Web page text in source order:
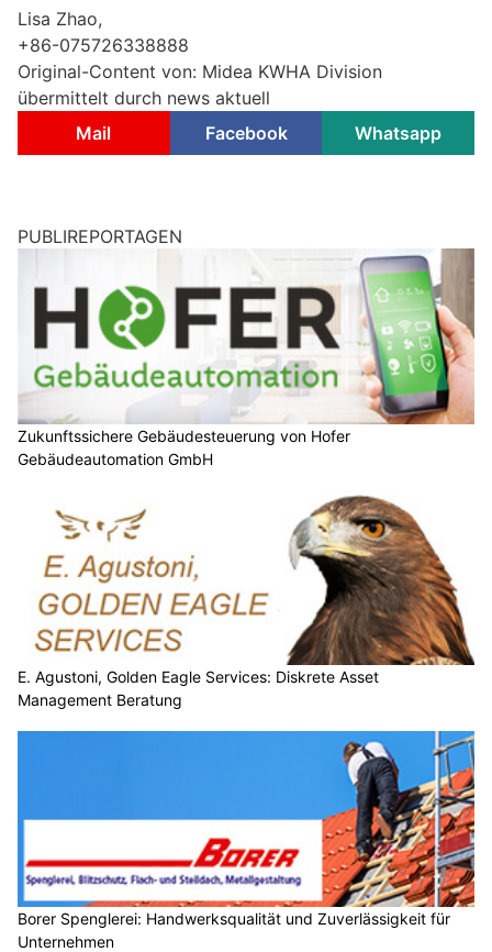
Lisa Zhao,
+86-075726338888
Original-Content von: Midea KWHA Division
übermittelt durch news aktuell
Mail
Facebook Whatsapp
PUBLIREPORTAGEN
Zukunftssichere Gebäudesteuerung von Hofer
Gebäudeautomation GmbH
E. Agustoni, Golden Eagle Services: Diskrete Asset
Management Beratung
Borer Spenglerei: Handwerksqualität und Zuverlässigkeit für
Unternehmen